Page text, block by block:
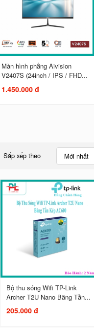
Màn hình phẳng Aivision
V2407S (24inch / IPS / FHD...
1.450.000 đ
Sắp xếp theo Mới nhất
Bộ thu sóng Wifi TP-Link
Archer T2U Nano Băng Tần...
205.000 đ